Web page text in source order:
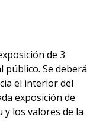
de 3
público. Se deberá
el interior del
exposición de
los valores de la